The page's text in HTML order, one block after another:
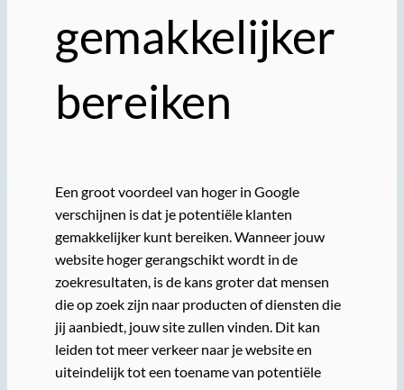
gemakkelijker
bereiken
Een groot voordeel van hoger in Google
verschijnen is dat je potentiële klanten
gemakkelijker kunt bereiken. Wanneer jouw
website hoger gerangschikt wordt in de
zoekresultaten, is de kans groter dat mensen
die op zoek zijn naar producten of diensten die
jij aanbiedt, jouw site zullen vinden. Dit kan
leiden tot meer verkeer naar je website en
uiteindelijk tot een toename van potentiële